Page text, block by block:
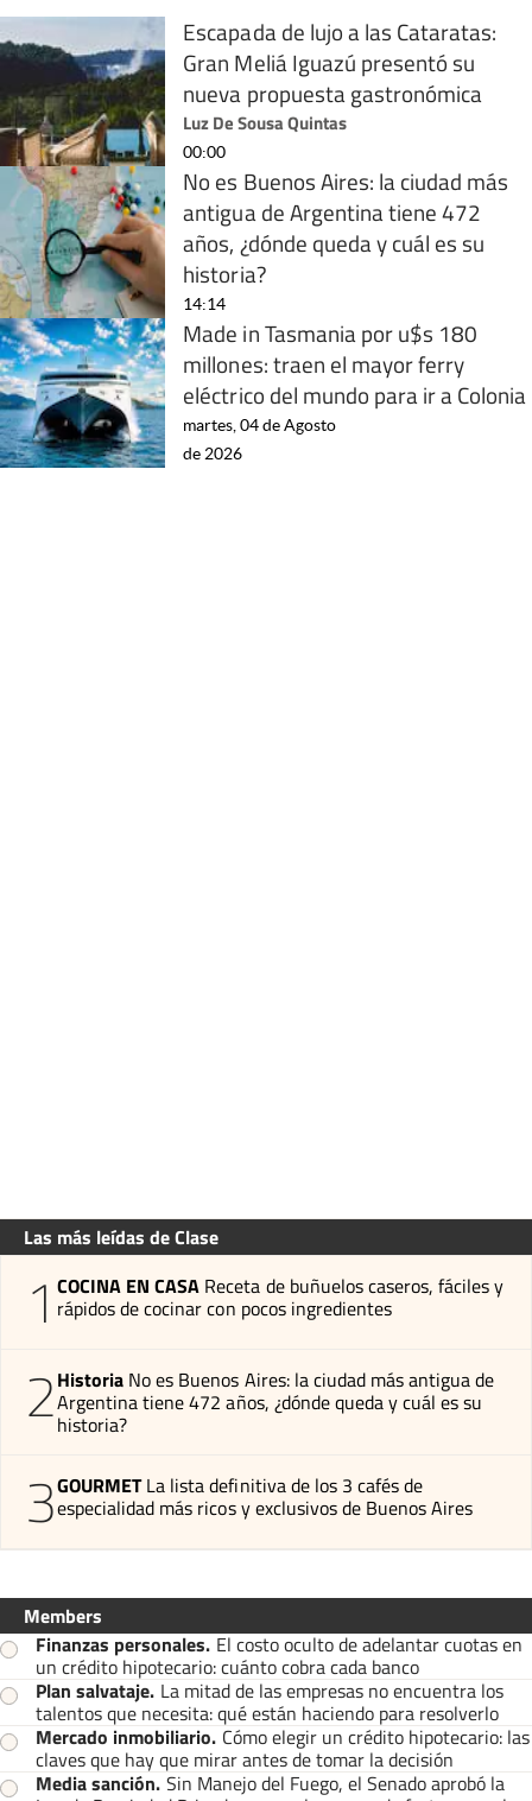
Escapada de lujo a las Cataratas:
Gran Meliá Iguazú presentó su
nueva propuesta gastronómica
Luz De Sousa Quintas
00:00
No es Buenos Aires: la ciudad más
antigua de Argentina tiene 472
años, ¿dónde queda y cuál es su
historia?
14:14
Made in Tasmania por u$s 180
millones: traen el mayor ferry
eléctrico del mundo para ir a Colonia
martes, 04 de Agosto
de 2026
Las más leídas de Clase
1 COCINA EN CASA Receta de buñuelos caseros, fáciles y
rápidos de cocinar con pocos ingredientes
2Historia No es Buenos Aires: la ciudad más antigua de
Argentina tiene 472 años, ¿dónde queda y cuál es su
historia?
3GOURMET La lista definitiva de los 3 cafés de
especialidad más ricos y exclusivos de Buenos Aires
Members
Finanzas personales. El costo oculto de adelantar cuotas en
un crédito hipotecario: cuánto cobra cada banco
Plan salvataje. La mitad de las empresas no encuentra los
talentos que necesita: qué están haciendo para resolverlo
Mercado inmobiliario. Cómo elegir un crédito hipotecario: las
claves que hay que mirar antes de tomar la decisión
Media sanción. Sin Manejo del Fuego, el Senado aprobó la